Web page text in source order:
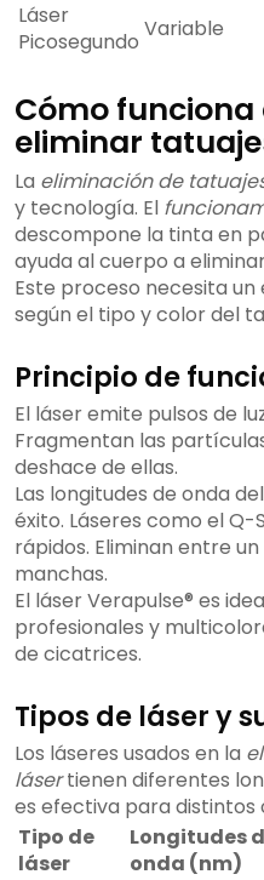
Láser
Picosegundo Variable
Cómo
eliminar
La eliminación de
y tecnología. El
descompone la tinta en
ayuda al cuerpo a
Este proceso necesita
según el tipo y color del
Principio de
El láser emite pulsos de
Fragmentan las
deshace de ellas.
Las longitudes de onda
éxito. Láseres como el
rápidos. Eliminan entre un
manchas.
El láser Verapulse® es
profesionales y
de cicatrices.
Tipos de láser y
Los láseres usados en la
lásertienen diferentes
es efectiva para distintos
Tipo de
láser
Longitudes
onda (nm)